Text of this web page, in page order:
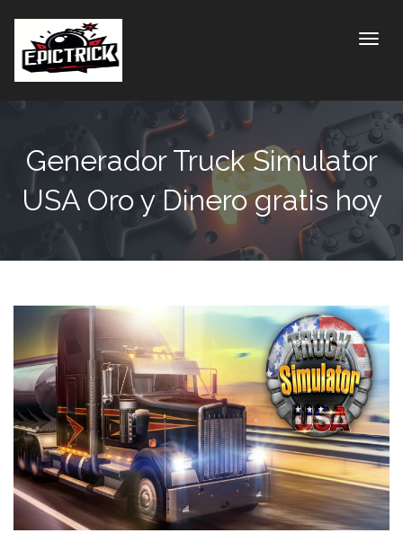
Generador Truck Simulator
USA Oro y Dinero gratis hoy